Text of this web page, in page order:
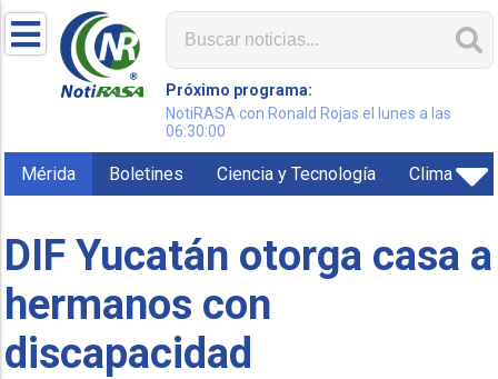
Próximo programa:
NotiRASA con Ronald Rojas el lunes a las
06:30:00
Mérida Boletines Ciencia y Tecnología Clima
DIF Yucatán otorga casa a
hermanos con
discapacidad